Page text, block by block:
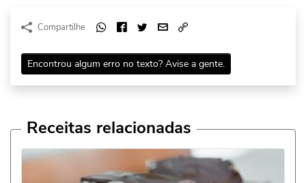
Compartilhe
Encontrou algum erro no texto? Avise a gente.
Receitas relacionadas